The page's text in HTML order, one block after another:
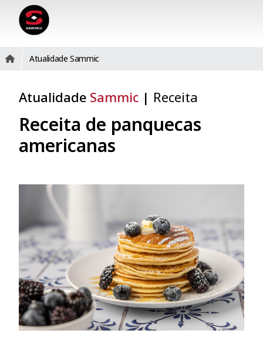
Atualidade Sammic
Atualidade Sammic | Receita
Receita de panquecas
americanas